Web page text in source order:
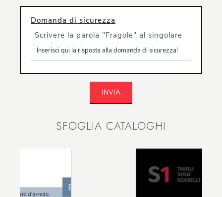
SFOGLIA CATALOGHI
Domanda di sicurezza
Scrivere la parola "Fragole" al singolare
INVIA